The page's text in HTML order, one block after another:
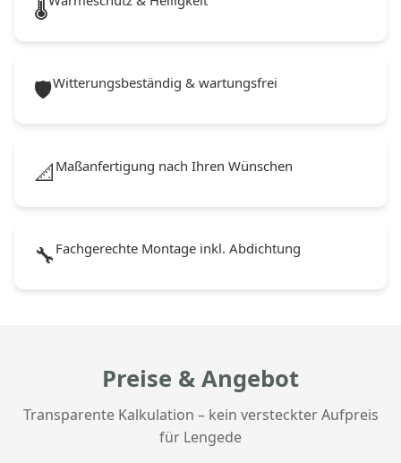
🌡️
🛡️Witterungsbeständig & wartungsfrei
📐 Maßanfertigung nach Ihren Wünschen
🔧 Fachgerechte Montage inkl. Abdichtung
Preise & Angebot
Transparente Kalkulation – kein versteckter Aufpreis
für Lengede